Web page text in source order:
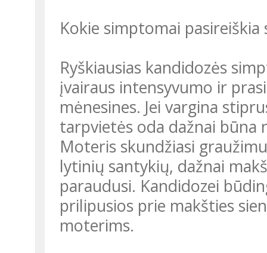
Kokie simptomai
Ryškiausias kandidozės
įvairaus intensyvumo ir
mėnesines. Jei vargina
tarpvietės oda dažnai būna
Moteris skundžiasi
lytinių santykių, dažnai
paraudusi. Kandidozei
prilipusios prie makšties
moterims.